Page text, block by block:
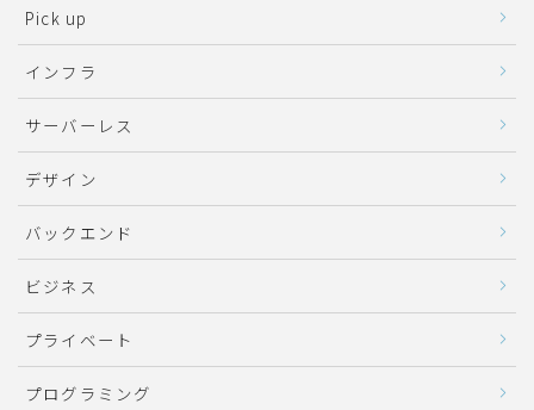
Pick up
インフラ
サーバーレス
デザイン
バックエンド
ビジネス
プライベート
プログラミング